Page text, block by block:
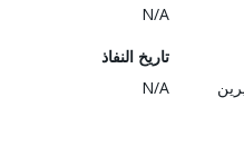
N/A
تاريخ النفاذ
N/A